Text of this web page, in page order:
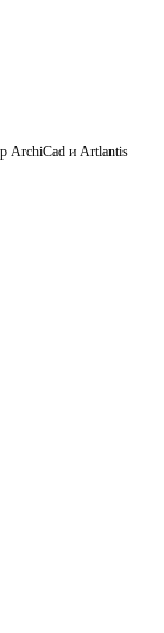
ArchiCad и Artlantis